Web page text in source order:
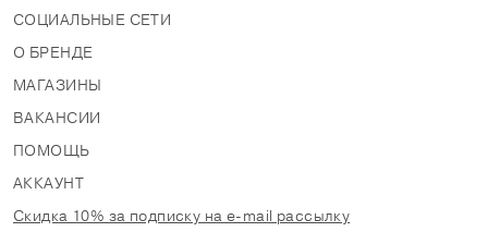
СОЦИАЛЬНЫЕ СЕТИ
О БРЕНДЕ
МАГАЗИНЫ
ВАКАНСИИ
ПОМОЩЬ
АККАУНТ
Скидка 10% за подписку на e-mail рассылку